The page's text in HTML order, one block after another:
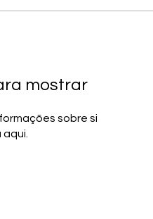
mostrar
sobre si